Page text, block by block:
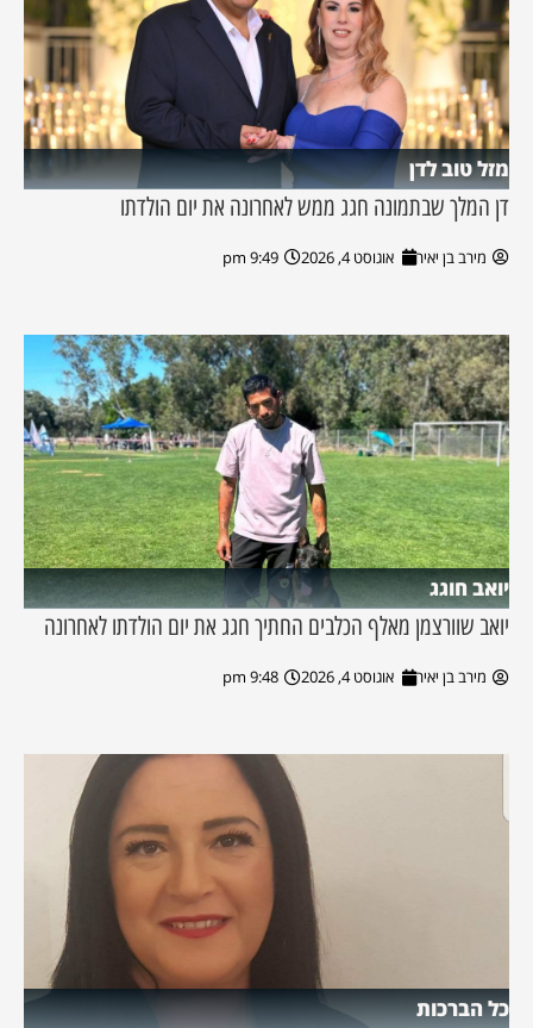
מזל טוב לדן
דן המלך שבתמונה חגג ממש לאחרונה את יום הולדתו
מירב בן יאיר אוגוסט 4, 2026 9:49 pm
יואב חוגג
יואב שוורצמן מאלף הכלבים החתיך חגג את יום הולדתו לאחרונה
מירב בן יאיר אוגוסט 4, 2026 9:48 pm
כל הברכות